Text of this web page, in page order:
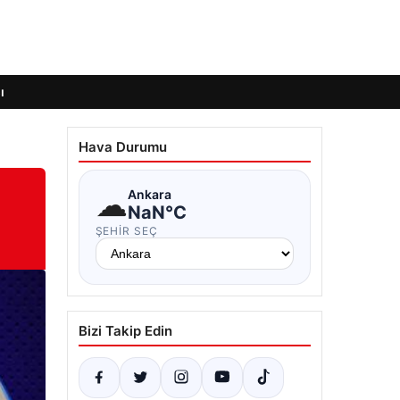
Hava Durumu
☁Ankara
NaN°C
ŞEHIR SEÇ
Bizi Takip Edin